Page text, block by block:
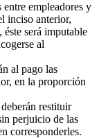
empleadores y
inciso anterior,
será imputable
al
al pago las
en la proporción
restituir
perjuicio de las
corresponderles.